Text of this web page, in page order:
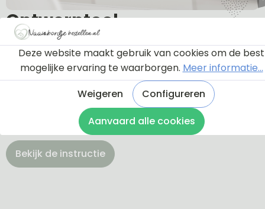
Ontwerptool
Via onderstaande knop komt u bij een instructie en
een tutorial die u een rondleiding geeft door de
ontwerptool. Hierdoor weet u precies hoe u zelf uw
naambordje helemaal kunt aanpassen en naar uw
eigen smaak kunt ontwerpen.
Bekijk de instructie
Deze website maakt gebruik van cookies om de best
mogelijke ervaring te waarborgen. Meer informatie...
Weigeren
Configureren
Aanvaard alle cookies